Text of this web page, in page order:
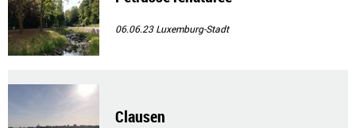
06.06.23Luxemburg-Stadt
Clausen